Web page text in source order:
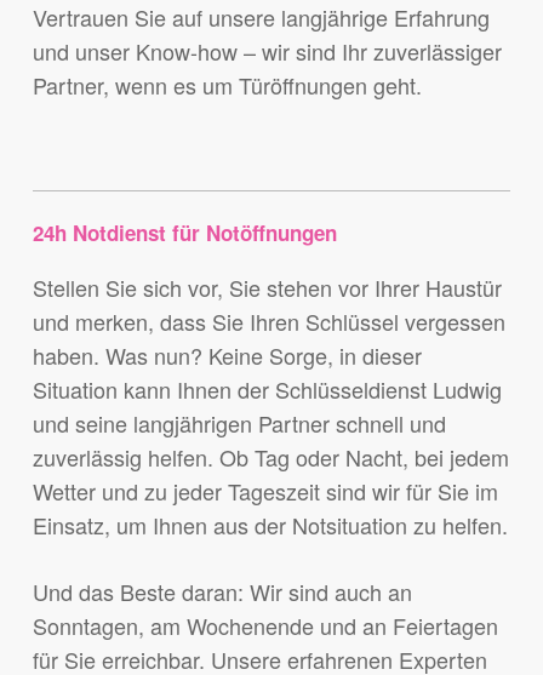
Vertrauen Sie auf unsere langjährige Erfahrung
und unser Know-how – wir sind Ihr zuverlässiger
Partner, wenn es um Türöffnungen geht.
24h Notdienst für Notöffnungen
Stellen Sie sich vor, Sie stehen vor Ihrer Haustür
und merken, dass Sie Ihren Schlüssel vergessen
haben. Was nun? Keine Sorge, in dieser
Situation kann Ihnen der Schlüsseldienst Ludwig
und seine langjährigen Partner schnell und
zuverlässig helfen. Ob Tag oder Nacht, bei jedem
Wetter und zu jeder Tageszeit sind wir für Sie im
Einsatz, um Ihnen aus der Notsituation zu helfen.
Und das Beste daran: Wir sind auch an
Sonntagen, am Wochenende und an Feiertagen
für Sie erreichbar. Unsere erfahrenen Experten